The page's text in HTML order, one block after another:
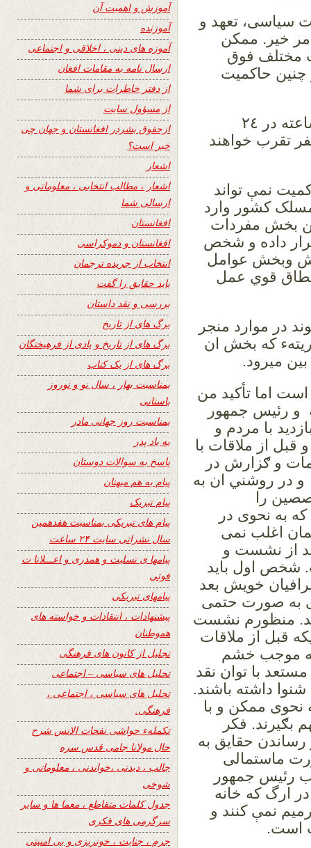
سیاسی، تعهد و
خیر. ممکن
مختلف فوق
چنین حاکمیت
کمبودی در بخشهای فوق با وجود کار ١٨ ساعته در ٢٤
تقرب خواهند
نمې تواند
کشور وارد
بخش مفردات
داده و شخص
وبخش عوامل
نطاق قوي عمل
در موارد منجر
که بخش ان
میرود.
اما تأکید من
و رئيس جمهور
با مردم و
از ملاقات با
و ګزارش در
در روشني ان به
را
به نحوی در
اغلب نمی
از نشست و
شخص اول باید
خویش بعد
به صورت حتمی
منظورم نشست
قبل از ملاقات
که موجب خشم
با توان نقد
داشته باشند.
نحوی ممکن و با
بګیرند. فکر
حقایق به
ماستمالی
رئيس جمهور
ارگ که خانه
نمې کنند و
است.
آموزش و اهمیت آن
آموزنده
آموزه های دینی ، اخلاقی و اجتماعی
ارسال نامه به مقامات افغان
از دفتر خاطرات برای شما
از مسؤول سایت
ازحقوق بشردر افغانستان و جهان چی
خبر است؟
اشعار
اشعار ، مطالب انتخابی ، معلوماتی و
ارسالی شما
افغانستان
افغانستان و دموکراسی
انتخاب از جریده ترجمان
باید حقایق را گفت
بررسی و نقد داستان
برگ های از تاریخ
برگ های از تاریخ و یادی از فرهیختگان
برگ های از یک کتاب
بمناسبت بهار ، سال نو و نوروز
باستانی
بمناسبت روز جهانی مادر
به یاد پدر
پاسخ به سوالات دوستان
پیام به هم میهنان
پیام تبریک
پیام های تبریکی بمناسبت هفدهمین
سال نشراتی سایت ۲۴ ساعت
پیامها ی تسلیت و همدری و اعـــلانا ت
فوتی
پیامهای تبریکی
پیشنهادات ، انتقادات و خواسته های
هموطنان
تجلیل از کانون های فرهنگی
تحلیل های سیاسی – اجتماعی
تحلیل های سیاسی ، اجتماعی ،
فرهنگی.
تکملهء حواشی نفحات الانس شرح
حال مولانا جامی قدس سره
جالب ، دیدنی ،خواندنی ، معلوماتی و
شوخی
جدول کلمات متقاطع ، معما ها و سایر
سرگرمی های فکری
جرم ، جنایت ، خونریزی و بی امنیتی